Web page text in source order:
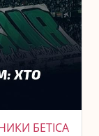
БЕТІСА